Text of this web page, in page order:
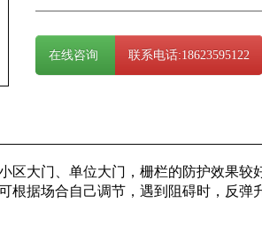
在线咨询 联系电话:18623595122
区大门、单位大门，栅栏的防护效果
根据场合自己调节，遇到阻碍时，反弹